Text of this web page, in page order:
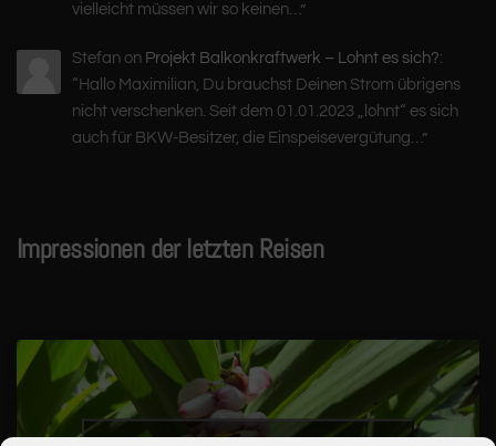
vielleicht müssen wir so keinen… ”
Stefan on Projekt Balkonkraftwerk – Lohnt es sich?:
“ Hallo Maximilian, Du brauchst Deinen Strom übrigens
nicht verschenken. Seit dem 01.01.2023 „lohnt“ es sich
auch für BKW-Besitzer, die Einspeisevergütung… ”
Impressionen der letzten Reisen